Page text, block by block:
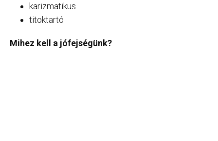
karizmatikus
titoktartó
Mihez kell a jófejségünk?